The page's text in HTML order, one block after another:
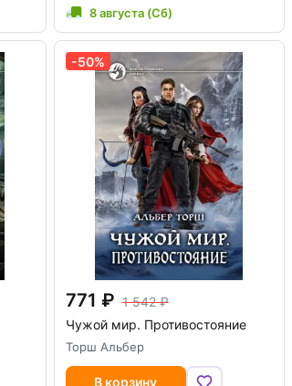
8 августа (Сб)
-50%
771
1 542
Чужой мир. Противостояние
Торш Альбер
В корзину